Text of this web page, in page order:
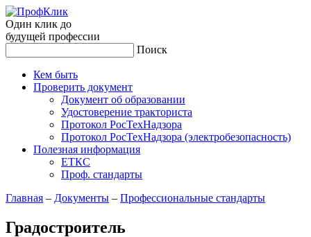
Один клик до
будущей профессии
Поиск
Кем быть
Проверить документ
Документ об образовании
Удостоверение тракториста
Протокол РосТехНадзора
Протокол РосТехНадзора (электробезопасность)
Полезная информация
ЕТКС
Проф. стандарты
Главная – Документы – Профессиональные стандарты
Градостроитель